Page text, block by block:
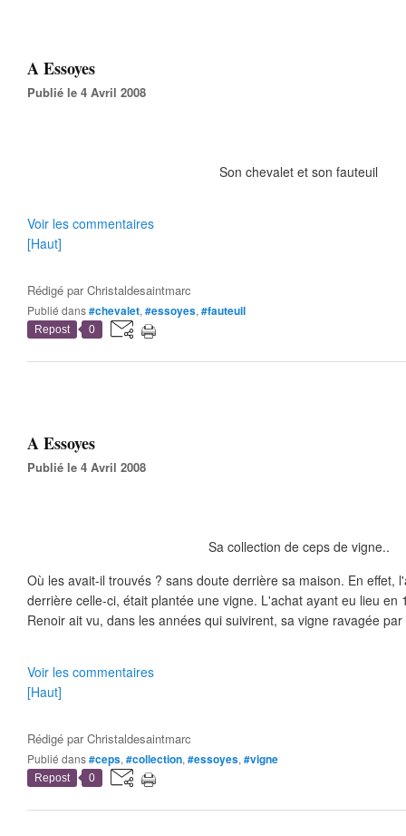
A Essoyes
Publié le 4 Avril 2008
Son chevalet et son fauteuil
Voir les commentaires
[Haut]
Rédigé parChristaldesaintmarc
Publié dans#chevalet, #essoyes, #fauteuil
Repost 0
A Essoyes
Publié le 4 Avril 2008
Sa collection de ceps de vigne..
Où les avait-il trouvés ? sans doute derrière sa maison. En effet,
derrière celle-ci, était plantée une vigne. L'achat ayant eu lieu en
Renoir ait vu, dans les années qui suivirent, sa vigne ravagée
Voir les commentaires
[Haut]
Rédigé parChristaldesaintmarc
Publié dans#ceps, #collection, #essoyes, #vigne
Repost 0